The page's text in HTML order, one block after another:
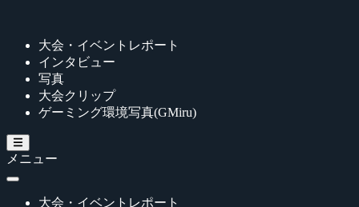
大会・イベントレポート
インタビュー
写真
大会クリップ
ゲーミング環境写真(GMiru)
メニュー
大会・イベントレポート